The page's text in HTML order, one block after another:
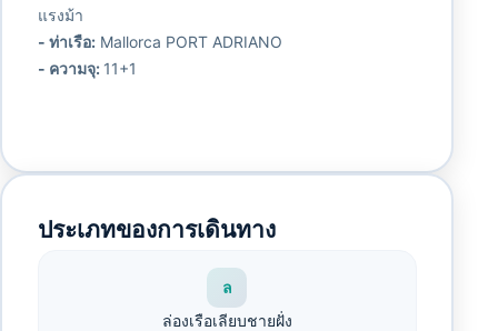
แรงม้า
- ท่าเรือ:Mallorca PORT ADRIANO
- ความจุ: 11+1
ประเภทของการเดินทาง
ล
ล่องเรือเลียบชายฝั่ง